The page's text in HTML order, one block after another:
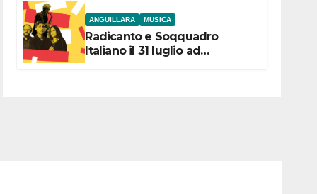
ANGUILLARA MUSICA
Radicanto e Soqquadro
Italiano il 31 luglio ad